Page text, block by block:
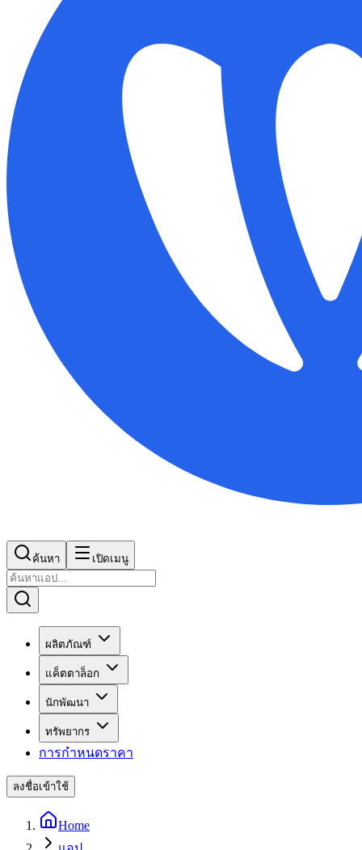
ค้นหา เปิดเมนู
ผลิตภัณฑ์
แค็ตตาล็อก
นักพัฒนา
ทรัพยากร
การกำหนดราคา
ลงชื่อเข้าใช้
Home